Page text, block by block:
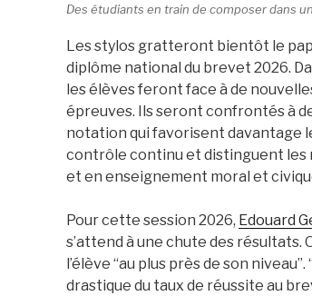
Des étudiants en train de composer dans
Les stylos gratteront bientôt le
diplôme national du brevet 2026.
les élèves feront face à de
épreuves. Ils seront confrontés à
notation qui favorisent davantage
contrôle continu et distinguent
et en enseignement moral et
Pour cette session 2026, Edouard
s’attend à une chute des résultats.
l’élève “au plus près de son
drastique du taux de réussite au